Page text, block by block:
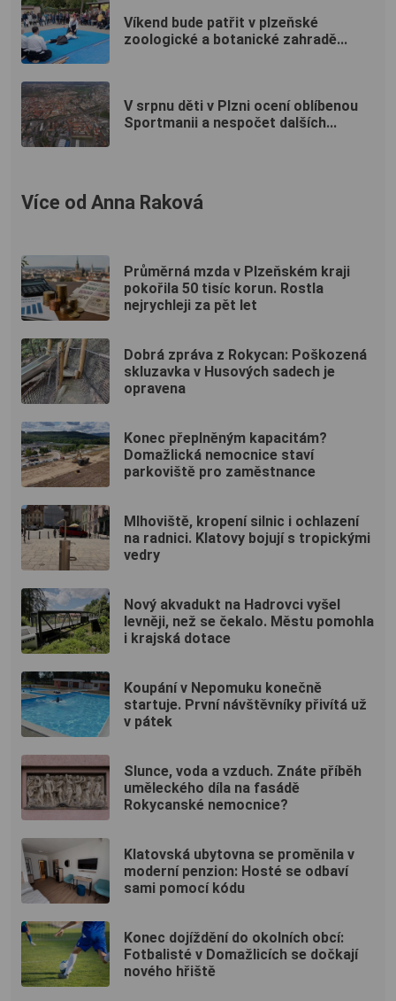
Víkend bude patřit v plzeňské
zoologické a botanické zahradě...
V srpnu děti v Plzni ocení oblíbenou
Sportmanii a nespočet dalších...
Více od Anna Raková
Průměrná mzda v Plzeňském kraji
pokořila 50 tisíc korun. Rostla
nejrychleji za pět let
Dobrá zpráva z Rokycan: Poškozená
skluzavka v Husových sadech je
opravena
Konec přeplněným kapacitám?
Domažlická nemocnice staví
parkoviště pro zaměstnance
Mlhoviště, kropení silnic i ochlazení
na radnici. Klatovy bojují s tropickými
vedry
Nový akvadukt na Hadrovci vyšel
levněji, než se čekalo. Městu pomohla
i krajská dotace
Koupání v Nepomuku konečně
startuje. První návštěvníky přivítá už
v pátek
Slunce, voda a vzduch. Znáte příběh
uměleckého díla na fasádě
Rokycanské nemocnice?
Klatovská ubytovna se proměnila v
moderní penzion: Hosté se odbaví
sami pomocí kódu
Konec dojíždění do okolních obcí:
Fotbalisté v Domažlicích se dočkají
nového hřiště